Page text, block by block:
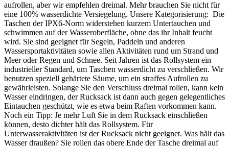
aufrollen, aber wir empfehlen dreimal. Mehr brauchen Sie nicht für
eine 100% wasserdichte Versiegelung. Unsere Kategorisierung: Die
Taschen der IPX6-Norm widerstehen kurzem Untertauchen und
schwimmen auf der Wasseroberfläche, ohne das ihr Inhalt feucht
wird. Sie sind geeignet für Segeln, Paddeln und anderen
Wassersportaktivitäten sowie allen Aktivitäten rund um Strand und
Meer oder Regen und Schnee. Seit Jahren ist das Rollsystem ein
industrieller Standard, um Taschen wasserdicht zu verschließen. Wir
benutzen speziell gehärtete Säume, um ein straffes Aufrollen zu
gewährleisten. Solange Sie den Verschluss dreimal rollen, kann kein
Wasser eindringen, der Rucksack ist dann auch gegen gelegentliches
Eintauchen geschützt, wie es etwa beim Raften vorkommen kann.
Noch ein Tipp: Je mehr Luft Sie in dem Rucksack einschließen
können, desto dichter hält das Rollsystem. Für
Unterwasseraktivitäten ist der Rucksack nicht geeignet. Was hält das
Wasser draußen? Sie rollen das obere Ende der Tasche dreimal auf